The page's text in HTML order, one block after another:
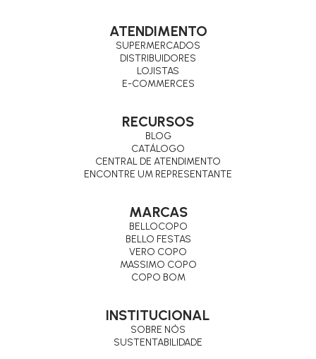
ATENDIMENTO
SUPERMERCADOS
DISTRIBUIDORES
LOJISTAS
E-COMMERCES
RECURSOS
BLOG
CATÁLOGO
CENTRAL DE ATENDIMENTO
ENCONTRE UM REPRESENTANTE
MARCAS
BELLOCOPO
BELLO FESTAS
VERO COPO
MASSIMO COPO
COPO BOM
INSTITUCIONAL
SOBRE NÓS
SUSTENTABILIDADE